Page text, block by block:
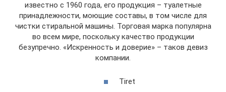
известно с 1960 года, его продукция – туалетные
принадлежности, моющие составы, в том числе для
чистки стиральной машины. Торговая марка популярна
во всем мире, поскольку качество продукции
безупречно. «Искренность и доверие» – таков девиз
компании.
Tiret